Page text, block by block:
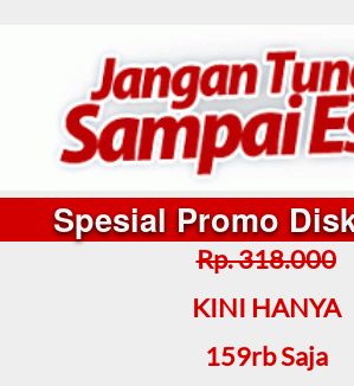
Spesial Promo
Rp. 318.000
KINI HANYA
159rb Saja